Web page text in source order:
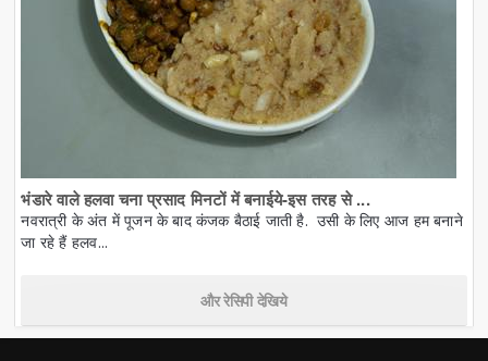
भंडारे वाले हलवा चना प्रसाद मिनटों में बनाईये-इस तरह से ...
नवरात्री के अंत में पूजन के बाद कंजक बैठाई जाती है. उसी के लिए आज हम बनाने
जा रहे हैं हलव...
और रेसिपी देखिये